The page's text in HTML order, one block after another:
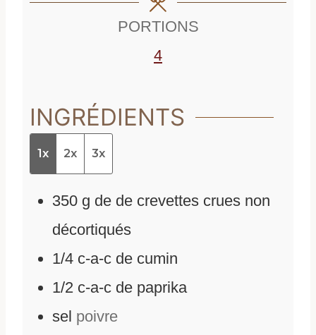
s
PORTIONS
4
INGRÉDIENTS
1x 2x 3x
350 g de de crevettes crues non
décortiqués
1/4 c-a-c de cumin
1/2 c-a-c de paprika
sel poivre